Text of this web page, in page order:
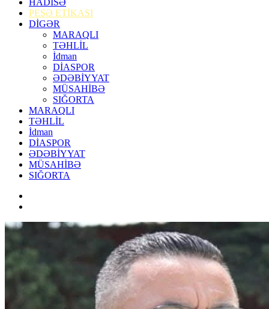
HADİSƏ
PEŞƏ ETİKASI
DİGƏR
MARAQLI
TƏHLİL
İdman
DİASPOR
ƏDƏBİYYAT
MÜSAHİBƏ
SIĞORTA
MARAQLI
TƏHLİL
İdman
DİASPOR
ƏDƏBİYYAT
MÜSAHİBƏ
SIĞORTA